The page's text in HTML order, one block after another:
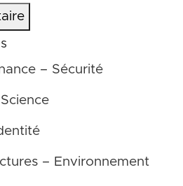
– Sécurité
– Environnement